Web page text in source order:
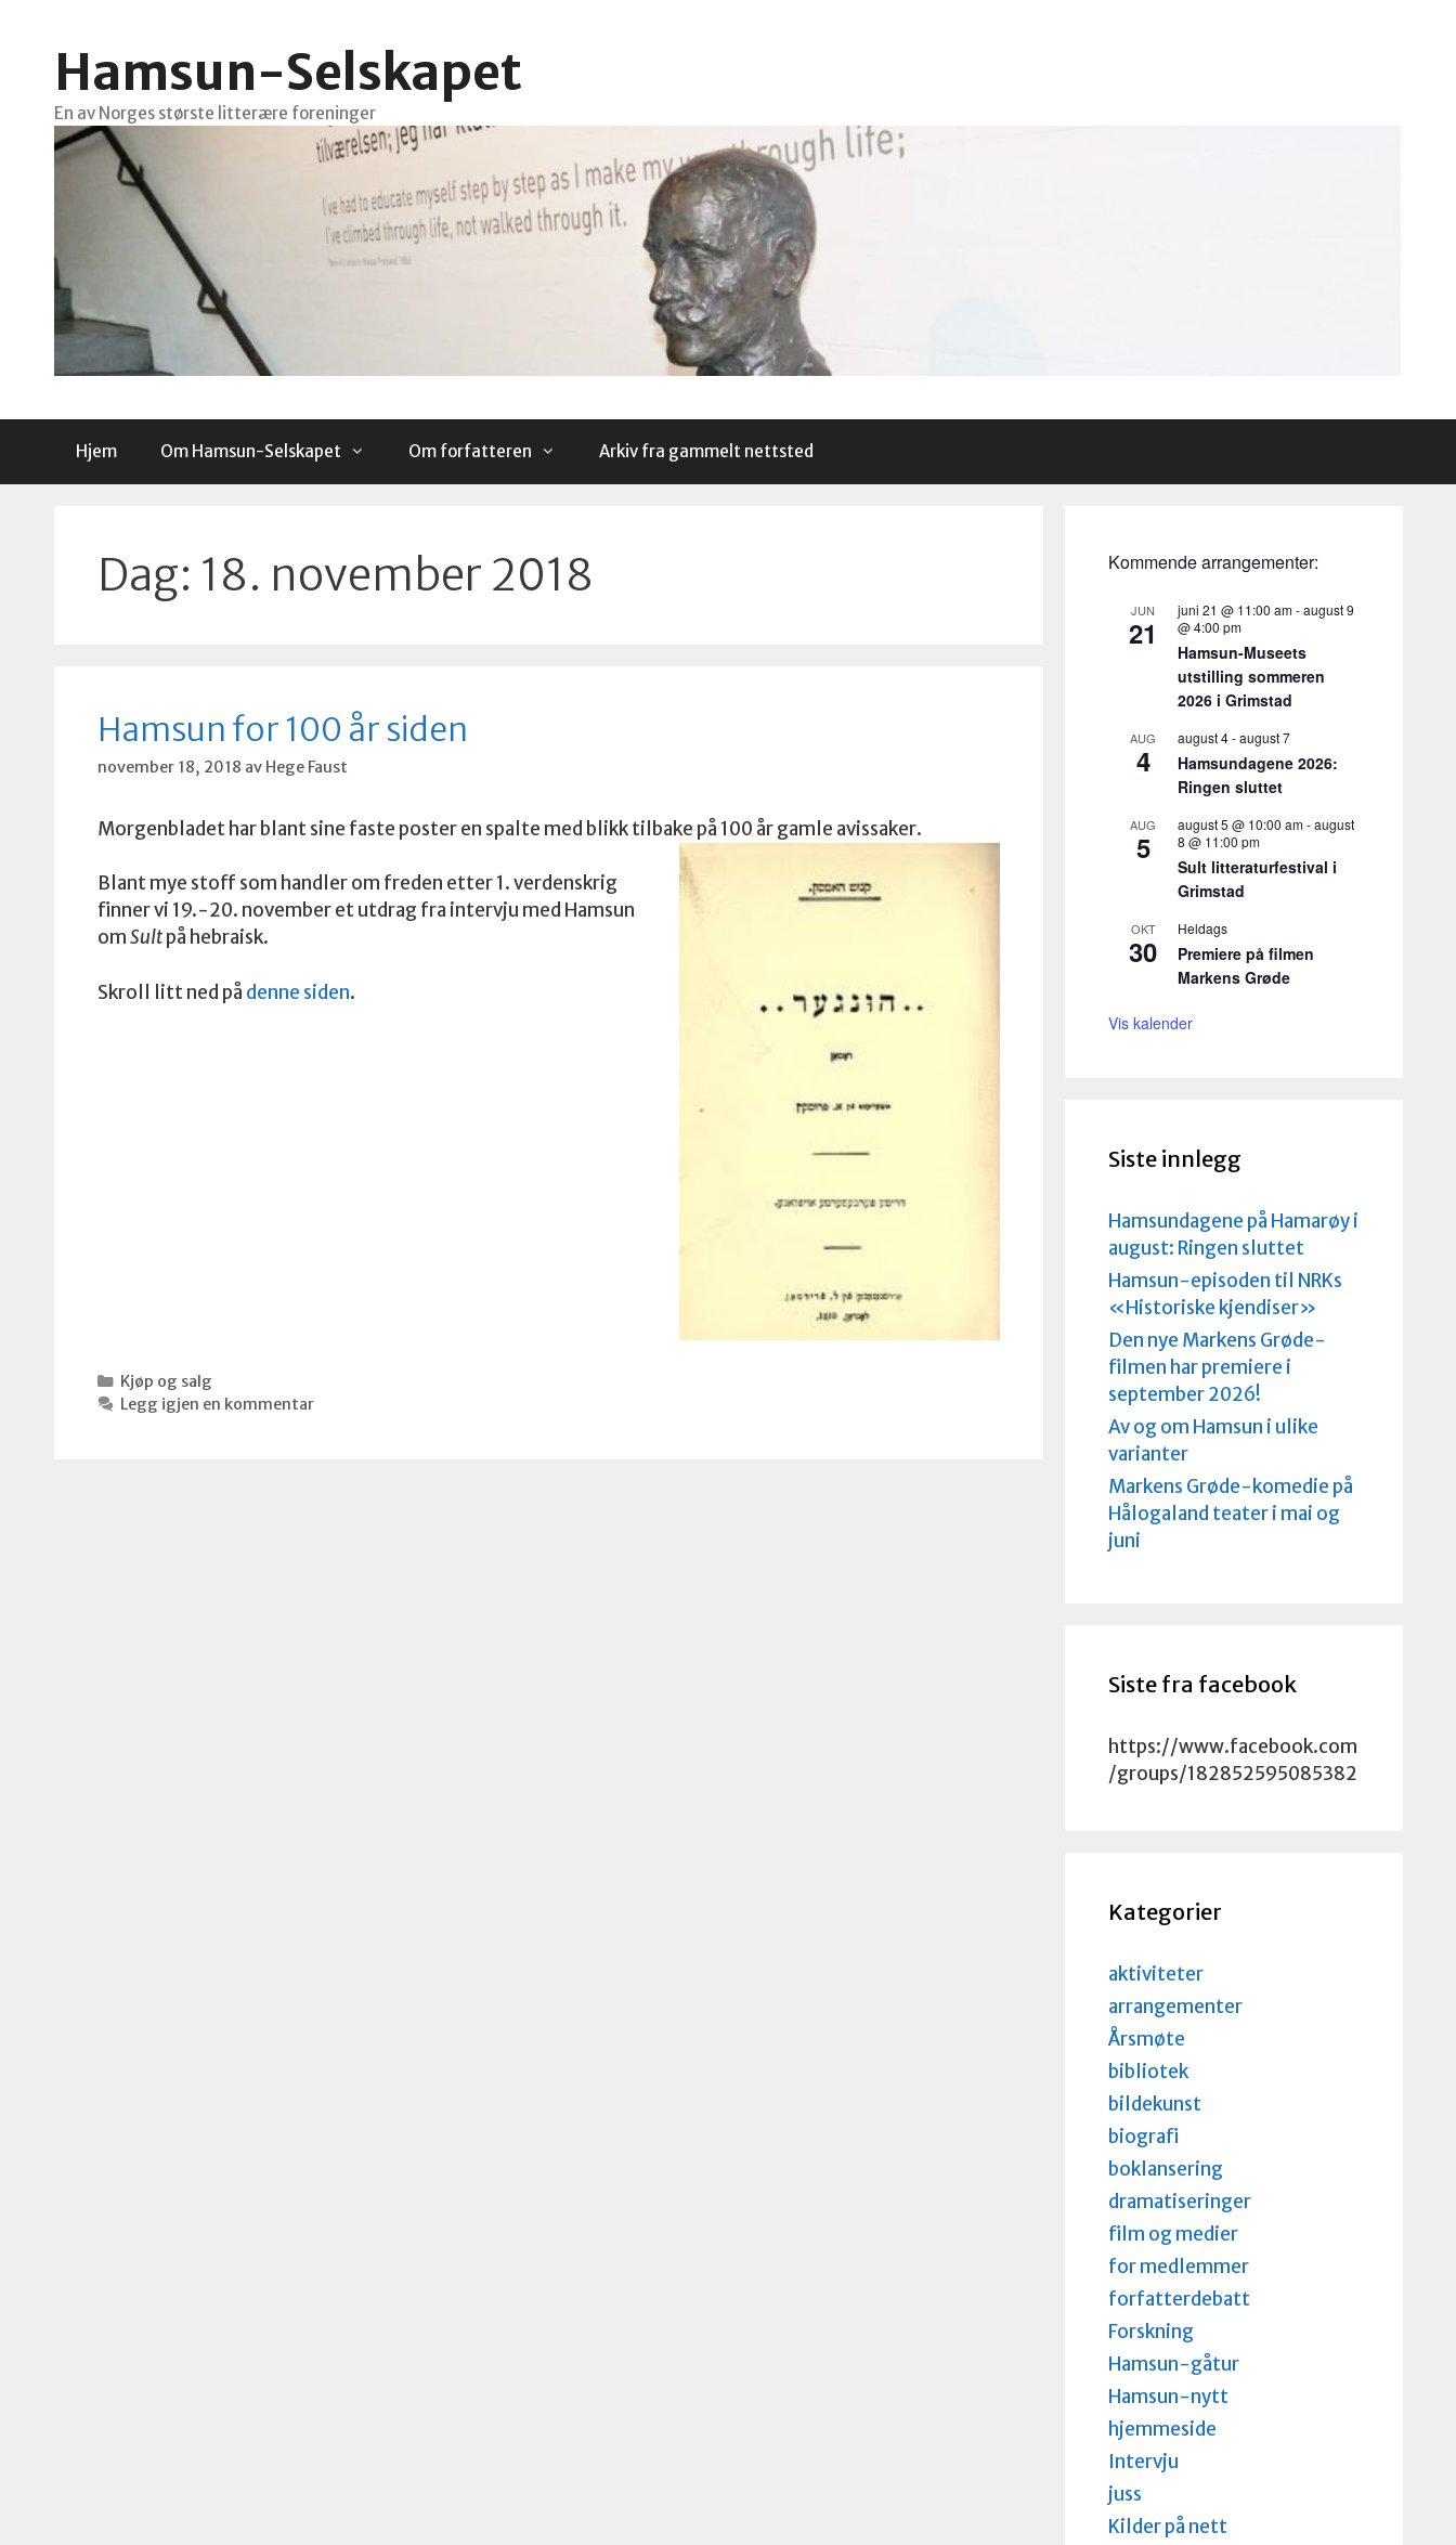
Hamsun-Selskapet
En av Norges største litterære foreninger
Hjem Om Hamsun-Selskapet Om forfatteren Arkiv fra gammelt nettsted
Dag: 18. november 2018
Hamsun for 100 år siden
november 18, 2018 av Hege Faust
Morgenbladet har blant sine faste poster en spalte med blikk tilbake på 100 år gamle avissaker.
Blant mye stoff som handler om freden etter 1. verdenskrig
finner vi 19.-20. november et utdrag fra intervju med Hamsun
omSultpå hebraisk.
Skroll litt ned på denne siden.
Kategorier
Kjøp og salg
Legg igjen en kommentar
Kommende arrangementer:
JUN
21
juni 21 @ 11:00 am-august 9
@ 4:00 pm
Hamsun-Museets
utstilling sommeren
2026 i Grimstad
AUG
4
august 4-august 7
Hamsundagene 2026:
Ringen sluttet
AUG
5
august 5 @ 10:00 am-august
8 @ 11:00 pm
Sult litteraturfestival i
Grimstad
OKT
30
Heldags
Premiere på filmen
Markens Grøde
Vis kalender
Siste innlegg
Hamsundagene på Hamarøy i
august: Ringen sluttet
Hamsun-episoden til NRKs
«Historiske kjendiser»
Den nye Markens Grøde-
filmen har premiere i
september 2026!
Av og om Hamsun i ulike
varianter
Markens Grøde-komedie på
Hålogaland teater i mai og
juni
Siste fra facebook
https://www.facebook.com
/groups/182852595085382
Kategorier
aktiviteter
arrangementer
Årsmøte
bibliotek
bildekunst
biografi
boklansering
dramatiseringer
film og medier
for medlemmer
forfatterdebatt
Forskning
Hamsun-gåtur
Hamsun-nytt
hjemmeside
Intervju
juss
Kilder på nett